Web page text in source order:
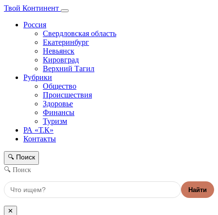
Твой Континент
Россия
Свердловская область
Екатеринбург
Невьянск
Кировград
Верхний Тагил
Рубрики
Общество
Происшествия
Здоровье
Финансы
Туризм
РА «Т.К»
Контакты
🔍 Поиск
🔍 Поиск
Найти
✕